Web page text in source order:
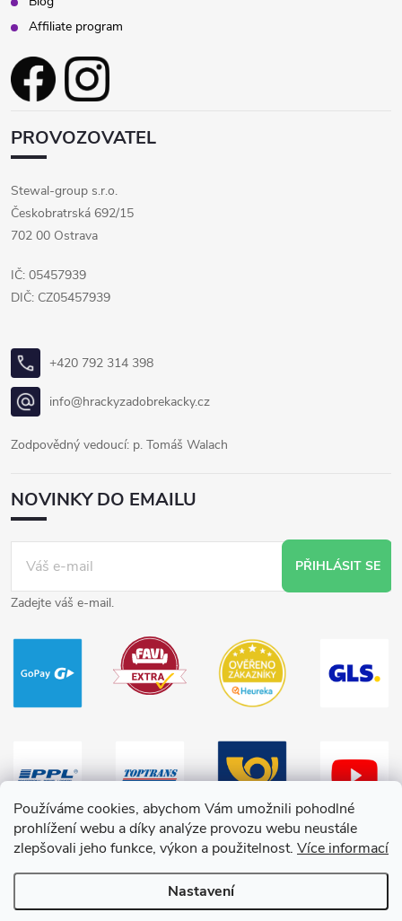
Používáme cookies, abychom Vám umožnili pohodlné
prohlížení webu a díky analýze provozu webu neustále
zlepšovali jeho funkce, výkon a použitelnost. Více informací
Nastavení
Affiliate program
PROVOZOVATEL
Stewal-group s.r.o.
Českobratrská 692/15
702 00 Ostrava
IČ: 05457939
DIČ: CZ05457939
+420 792 314 398
info@hrackyzadobrekacky.cz
Zodpovědný vedoucí: p. Tomáš Walach
NOVINKY DO EMAILU
PŘIHLÁSIT SE
Zadejte váš e-mail.